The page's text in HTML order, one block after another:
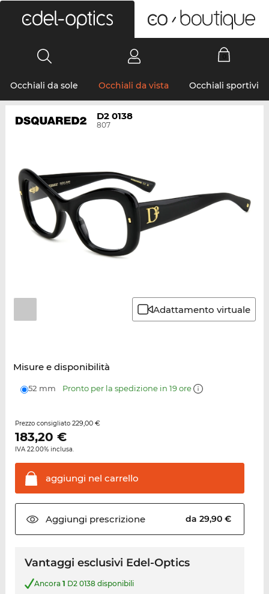
Occhiali da sole Occhiali da vista Occhiali sportivi
D2 0138
807
Adattamento virtuale
Misure e disponibilità
52 mm Pronto per la spedizione in 19 ore
Prezzo consigliato 229,00 €
183,20 €
IVA 22.00% inclusa.
aggiungi nel carrello
Aggiungi prescrizione da 29,90 €
Vantaggi esclusivi Edel-Optics
Ancora 1 D2 0138 disponibili